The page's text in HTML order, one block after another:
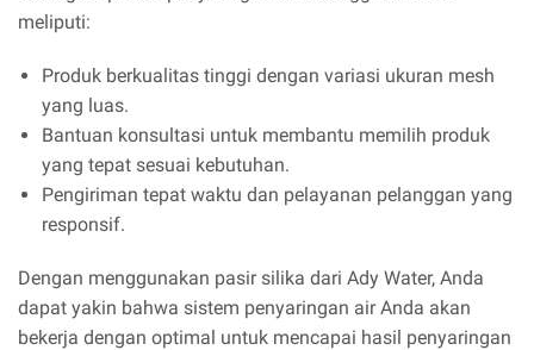
meliputi:
Produk berkualitas tinggi dengan variasi ukuran mesh
yang luas.
Bantuan konsultasi untuk membantu memilih produk
yang tepat sesuai kebutuhan.
Pengiriman tepat waktu dan pelayanan pelanggan yang
responsif.
Dengan menggunakan pasir silika dari Ady Water, Anda
dapat yakin bahwa sistem penyaringan air Anda akan
bekerja dengan optimal untuk mencapai hasil penyaringan